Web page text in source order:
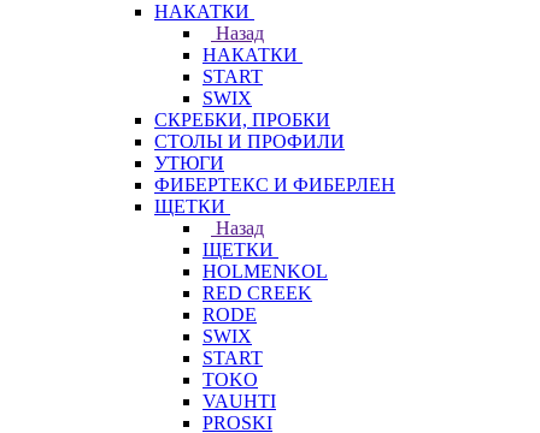
НАКАТКИ
Назад
НАКАТКИ
START
SWIX
СКРЕБКИ, ПРОБКИ
СТОЛЫ И ПРОФИЛИ
УТЮГИ
ФИБЕРТЕКС И ФИБЕРЛЕН
ЩЕТКИ
Назад
ЩЕТКИ
HOLMENKOL
RED CREEK
RODE
SWIX
START
TOKO
VAUHTI
PROSKI